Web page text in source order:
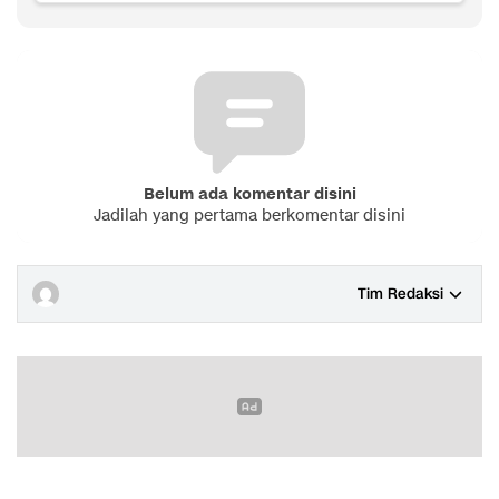
Belum ada komentar disini
Jadilah yang pertama berkomentar disini
Tim Redaksi